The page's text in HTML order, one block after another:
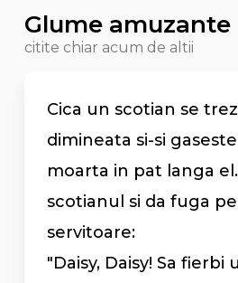
Glume amuzante
citite chiar acum de altii
Cica un scotian se
dimineata si-si
moarta in pat langa
scotianul si da fuga pe
servitoare:
"Daisy, Daisy! Sa fierbi